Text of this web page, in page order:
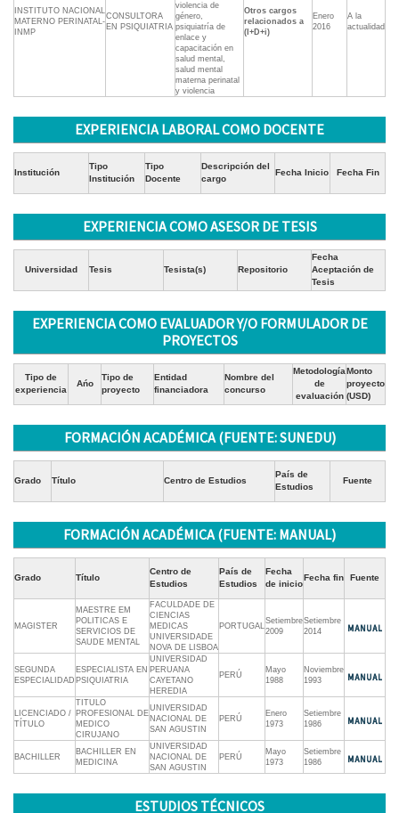
INSTITUTO NACIONAL
MATERNO PERINATAL-
INMP
CONSULTORA
EN PSIQUIATRIA
violencia de
género,
psiquiatría de
enlace y
capacitación en
salud mental,
salud mental
materna perinatal
y violencia
Otros cargos
relacionados a
(I+D+i)
Enero
2016
A la
actualidad
EXPERIENCIA LABORAL COMO DOCENTE
Institución
Tipo
Institución
Tipo
Docente
Descripción del
cargo
Fecha Inicio Fecha Fin
EXPERIENCIA COMO ASESOR DE TESIS
Universidad Tesis Tesista(s) Repositorio
Fecha
Aceptación de
Tesis
EXPERIENCIA COMO EVALUADOR Y/O FORMULADOR DE
PROYECTOS
Tipo de
experiencia
Ańo
Tipo de
proyecto
Entidad
financiadora
Nombre del
concurso
Metodología
de
evaluación
Monto
proyecto
(USD)
FORMACIÓN ACADÉMICA (FUENTE: SUNEDU)
Grado Título Centro de Estudios
País de
Estudios
Fuente
FORMACIÓN ACADÉMICA (FUENTE: MANUAL)
Grado Título
Centro de
Estudios
País de
Estudios
Fecha
de inicio
Fecha fin Fuente
MAGISTER
MAESTRE EM
POLITICAS E
SERVICIOS DE
SAUDE MENTAL
FACULDADE DE
CIENCIAS
MEDICAS
UNIVERSIDADE
NOVA DE LISBOA
PORTUGAL
Setiembre
2009
Setiembre
2014
SEGUNDA
ESPECIALIDAD
ESPECIALISTA EN
PSIQUIATRIA
UNIVERSIDAD
PERUANA
CAYETANO
HEREDIA
PERÚ
Mayo
1988
Noviembre
1993
LICENCIADO /
TÍTULO
TITULO
PROFESIONAL DE
MEDICO
CIRUJANO
UNIVERSIDAD
NACIONAL DE
SAN AGUSTIN
PERÚ
Enero
1973
Setiembre
1986
BACHILLER
BACHILLER EN
MEDICINA
UNIVERSIDAD
NACIONAL DE
SAN AGUSTIN
PERÚ
Mayo
1973
Setiembre
1986
ESTUDIOS TÉCNICOS